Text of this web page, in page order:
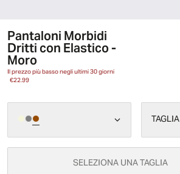
Pantaloni Morbidi
Dritti con Elastico -
Moro
Il prezzo più basso negli ultimi 30 giorni
€22.99
TAGLIA
SELEZIONA UNA TAGLIA